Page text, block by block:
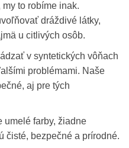
to robíme inak.
dráždivé látky,
u citlivých osôb.
v syntetických vôňach
problémami. Naše
aj pre tých
umelé farby, žiadne
čisté, bezpečné a prírodné.